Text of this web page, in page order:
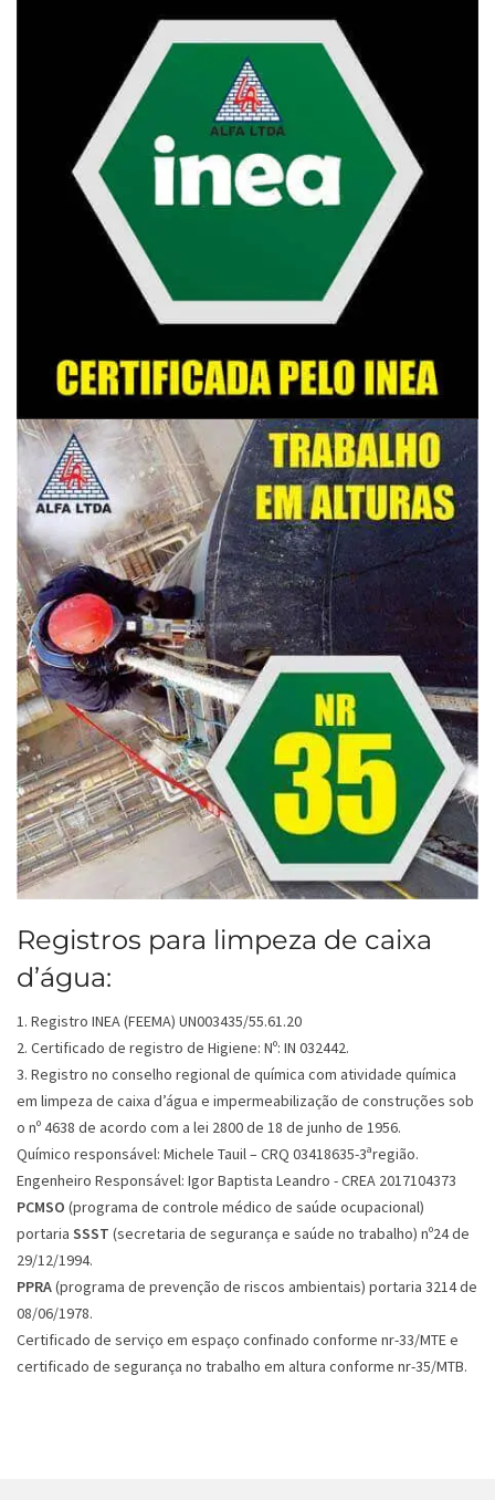
Registros para limpeza de caixa
d’água:
1. Registro INEA (FEEMA) UN003435/55.61.20
2. Certificado de registro de Higiene: Nº: IN 032442.
3. Registro no conselho regional de química com atividade química
em limpeza de caixa d’água e impermeabilização de construções sob
o nº 4638 de acordo com a lei 2800 de 18 de junho de 1956.
Químico responsável: Michele Tauil – CRQ 03418635-3ªregião.
Engenheiro Responsável: Igor Baptista Leandro - CREA 2017104373
PCMSO (programa de controle médico de saúde ocupacional)
portaria SSST (secretaria de segurança e saúde no trabalho) nº24 de
29/12/1994.
PPRA(programa de prevenção de riscos ambientais) portaria 3214 de
08/06/1978.
Certificado de serviço em espaço confinado conforme nr-33/MTE e
certificado de segurança no trabalho em altura conforme nr-35/MTB.